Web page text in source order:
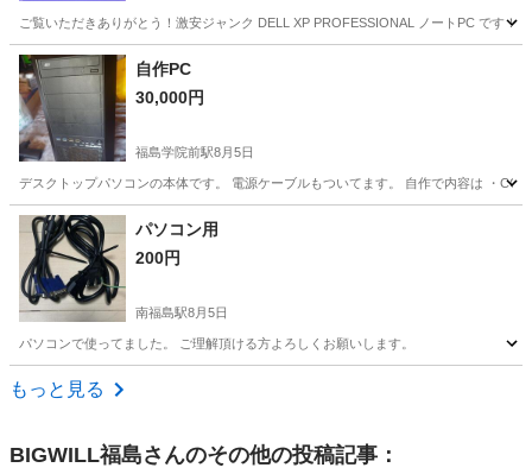
ご覧いただきありがとう！激安ジャンク DELL XP PROFESSIONAL ノートPC です
福島 喜多方市
自作PC
30,000円
福島学院前駅8月5日
デスクトップパソコンの本体です。 電源ケーブルもついてます。 自作で内容は ・
福島 福島市 福島学院前駅
パソコン用
200円
南福島駅8月5日
パソコンで使ってました。 ご理解頂ける方よろしくお願いします。
福島 福島市
もっと見る
BIGWILL福島さんのその他の投稿記事：